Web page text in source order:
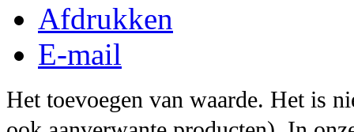
Afdrukken
E-mail
Het toevoegen van waarde. Het is